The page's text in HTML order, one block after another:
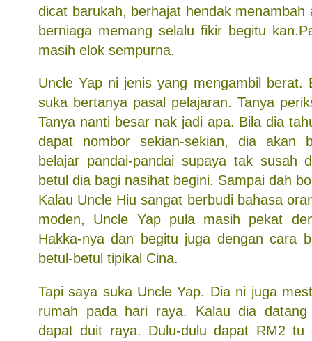
dicat barukah, berhajat hendak menambah
berniaga memang selalu fikir begitu
masih elok sempurna.
Uncle Yap ni jenis yang mengambil berat.
suka bertanya pasal pelajaran. Tanya
Tanya nanti besar nak jadi apa. Bila dia
dapat nombor sekian-sekian, dia akan
belajar pandai-pandai supaya tak susah
betul dia bagi nasihat begini. Sampai dah
Kalau Uncle Hiu sangat berbudi bahasa
moden, Uncle Yap pula masih pekat
Hakka-nya dan begitu juga dengan cara
betul-betul tipikal Cina.
Tapi saya suka Uncle Yap. Dia ni juga
rumah pada hari raya. Kalau dia
dapat duit raya. Dulu-dulu dapat RM2 tu